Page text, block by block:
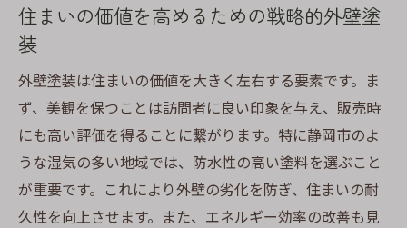
住まいの価値を高めるための戦略的外壁塗
装
外壁塗装は住まいの価値を大きく左右する要素です。ま
ず、美観を保つことは訪問者に良い印象を与え、販売時
にも高い評価を得ることに繋がります。特に静岡市のよ
うな湿気の多い地域では、防水性の高い塗料を選ぶこと
が重要です。これにより外壁の劣化を防ぎ、住まいの耐
久性を向上させます。また、エネルギー効率の改善も見